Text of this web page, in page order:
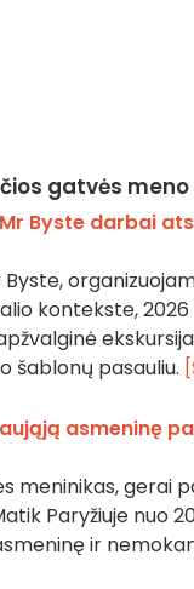
gatvės
Byste darbai
kontekste, 2026
šablonų pasauliu.
asmeninę
meninikas, gerai
Paryžiuje nuo
ir